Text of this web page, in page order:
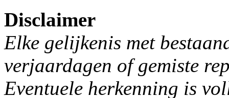
Disclaimer
Elke gelijkenis met
verjaardagen of gemiste
Eventuele herkenning is